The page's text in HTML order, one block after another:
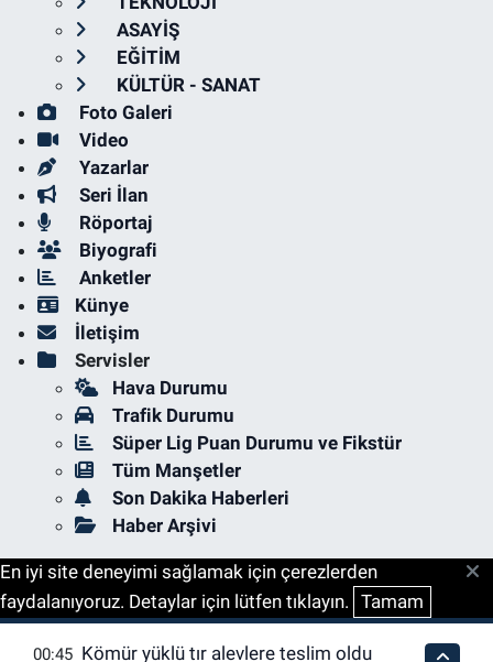
ASAYİŞ
EĞİTİM
KÜLTÜR - SANAT
Foto Galeri
Video
Yazarlar
Seri İlan
Röportaj
Biyografi
Anketler
Künye
İletişim
Servisler
Hava Durumu
Trafik Durumu
Süper Lig Puan Durumu ve Fikstür
Tüm Manşetler
Son Dakika Haberleri
Haber Arşivi
En iyi site deneyimi sağlamak için çerezlerden
faydalanıyoruz. Detaylar için lütfen tıklayın. Tamam
00:45 Kömür yüklü tır alevlere teslim oldu